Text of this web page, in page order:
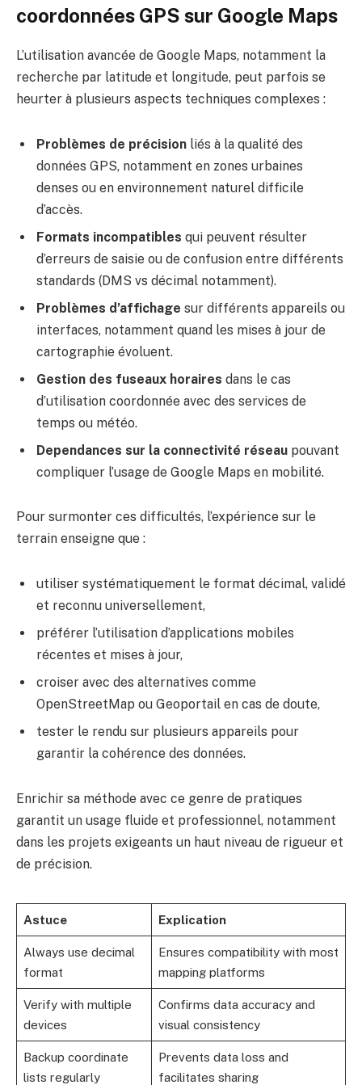
coordonnées GPS sur Google Maps
L’utilisation avancée de Google Maps, notamment la
recherche par latitude et longitude, peut parfois se
heurter à plusieurs aspects techniques complexes :
Problèmes de précision liés à la qualité des
données GPS, notamment en zones urbaines
denses ou en environnement naturel difficile
d’accès.
Formats incompatibles qui peuvent résulter
d’erreurs de saisie ou de confusion entre différents
standards (DMS vs décimal notamment).
Problèmes d’affichage sur différents appareils ou
interfaces, notamment quand les mises à jour de
cartographie évoluent.
Gestion des fuseaux horaires dans le cas
d’utilisation coordonnée avec des services de
temps ou météo.
Dependances sur la connectivité réseau pouvant
compliquer l’usage de Google Maps en mobilité.
Pour surmonter ces difficultés, l’expérience sur le
terrain enseigne que :
utiliser systématiquement le format décimal, validé
et reconnu universellement,
préférer l’utilisation d’applications mobiles
récentes et mises à jour,
croiser avec des alternatives comme
OpenStreetMap ou Geoportail en cas de doute,
tester le rendu sur plusieurs appareils pour
garantir la cohérence des données.
Enrichir sa méthode avec ce genre de pratiques
garantit un usage fluide et professionnel, notamment
dans les projets exigeants un haut niveau de rigueur et
de précision.
Astuce Explication
Always use decimal
format
Ensures compatibility with most
mapping platforms
Verify with multiple
devices
Confirms data accuracy and
visual consistency
Backup coordinate
lists regularly
Prevents data loss and
facilitates sharing